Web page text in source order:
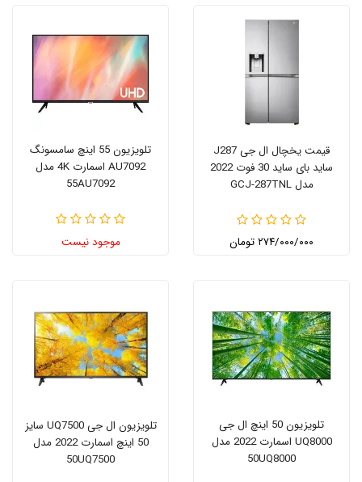
قیمت یخچال ال جی J287
ساید بای ساید 30 فوت 2022
مدل GCJ-287TNL
۲۷۴/۰۰۰/۰۰۰ تومان
تلویزیون 55 اینچ سامسونگ
AU7092 اسمارت 4K مدل
55AU7092
موجود نیست
تلویزیون 50 اینچ ال جی
UQ8000 اسمارت 2022 مدل
50UQ8000
تلویزیون ال جی UQ7500 سایز
50 اینچ اسمارت 2022 مدل
50UQ7500